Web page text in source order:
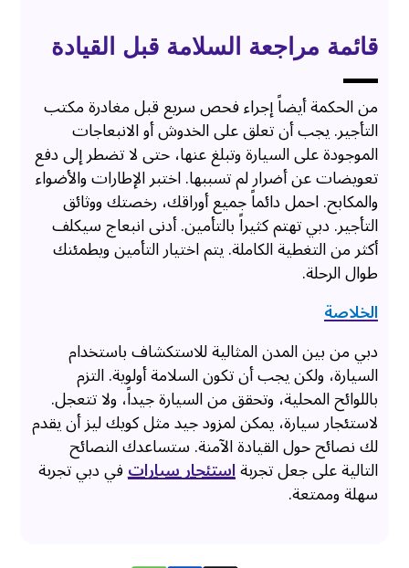
قائمة مراجعة السلامة قبل القيادة
من الحكمة أيضاً إجراء فحص سريع قبل مغادرة مكتب
التأجير. يجب أن تعلق على الخدوش أو الانبعاجات
الموجودة على السيارة وتبلغ عنها، حتى لا تضطر إلى دفع
تعويضات عن أضرار لم تسببها. اختبر الإطارات والأضواء
والمكابح. احمل دائماً جميع أوراقك، رخصتك ووثائق
التأجير. دبي تهتم كثيراً بالتأمين. أدنى انبعاج سيكلف
أكثر من التغطية الكاملة. يتم اختيار التأمين ويطمئنك
طوال الرحلة.
الخلاصة
دبي من بين المدن المثالية للاستكشاف باستخدام
السيارة، ولكن يجب أن تكون السلامة أولوية. التزم
باللوائح المحلية، وتحقق من السيارة جيداً، ولا تتعجل.
لاستئجار سيارة، يمكن لمزود جيد مثل كويك ليز أن يقدم
لك نصائح حول القيادة الآمنة. ستساعدك النصائح
التالية على جعل تجربةاستئجار سياراتفي دبي تجربة
سهلة وممتعة.